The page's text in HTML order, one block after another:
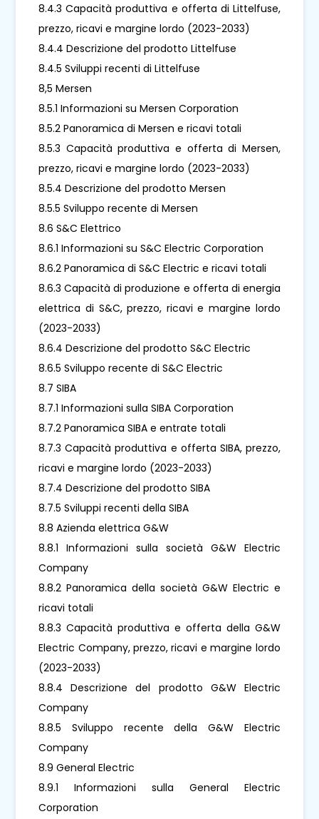
8.4.3 Capacità produttiva e offerta di Littelfuse,
prezzo, ricavi e margine lordo (2023-2033)
8.4.4 Descrizione del prodotto Littelfuse
8.4.5 Sviluppi recenti di Littelfuse
8,5 Mersen
8.5.1 Informazioni su Mersen Corporation
8.5.2 Panoramica di Mersen e ricavi totali
8.5.3 Capacità produttiva e offerta di Mersen,
prezzo, ricavi e margine lordo (2023-2033)
8.5.4 Descrizione del prodotto Mersen
8.5.5 Sviluppo recente di Mersen
8.6 S&C Elettrico
8.6.1 Informazioni su S&C Electric Corporation
8.6.2 Panoramica di S&C Electric e ricavi totali
8.6.3 Capacità di produzione e offerta di energia
elettrica di S&C, prezzo, ricavi e margine lordo
(2023-2033)
8.6.4 Descrizione del prodotto S&C Electric
8.6.5 Sviluppo recente di S&C Electric
8.7 SIBA
8.7.1 Informazioni sulla SIBA Corporation
8.7.2 Panoramica SIBA e entrate totali
8.7.3 Capacità produttiva e offerta SIBA, prezzo,
ricavi e margine lordo (2023-2033)
8.7.4 Descrizione del prodotto SIBA
8.7.5 Sviluppi recenti della SIBA
8.8 Azienda elettrica G&W
8.8.1 Informazioni sulla società G&W Electric
Company
8.8.2 Panoramica della società G&W Electric e
ricavi totali
8.8.3 Capacità produttiva e offerta della G&W
Electric Company, prezzo, ricavi e margine lordo
(2023-2033)
8.8.4 Descrizione del prodotto G&W Electric
Company
8.8.5 Sviluppo recente della G&W Electric
Company
8.9 General Electric
8.9.1 Informazioni sulla General Electric
Corporation